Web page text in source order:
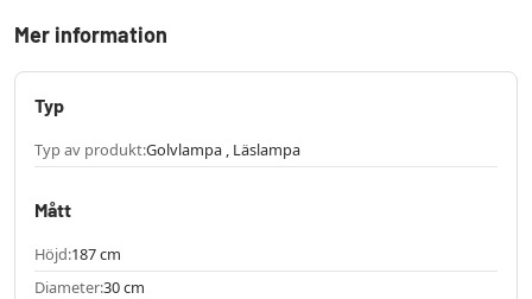
Mer information
Typ
Typ av produkt:Golvlampa , Läslampa
Mått
Höjd:187 cm
Diameter:30 cm